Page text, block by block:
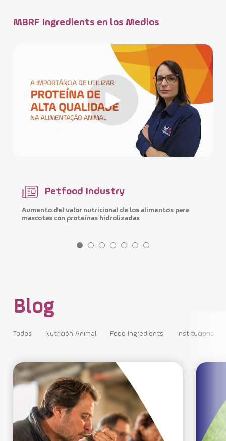
MBRF Ingredients en los Medios
Petfood Industry
Aumento del valor nutricional de los alimentos para
mascotas con proteínas hidrolizadas
Blog
Todos Nutrición Animal Food Ingredients Institucional